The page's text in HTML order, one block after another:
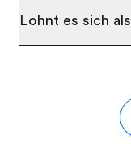
Lohnt es sich